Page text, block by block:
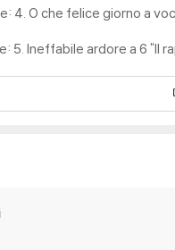
of continuo
4. O che felice giorno a
5. Ineffabile ardore a 6 "Il